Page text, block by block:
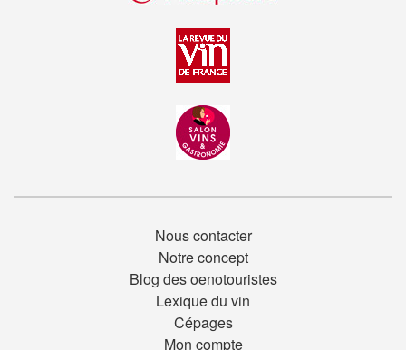
Nous contacter
Notre concept
Blog des oenotouristes
Lexique du vin
Cépages
Mon compte